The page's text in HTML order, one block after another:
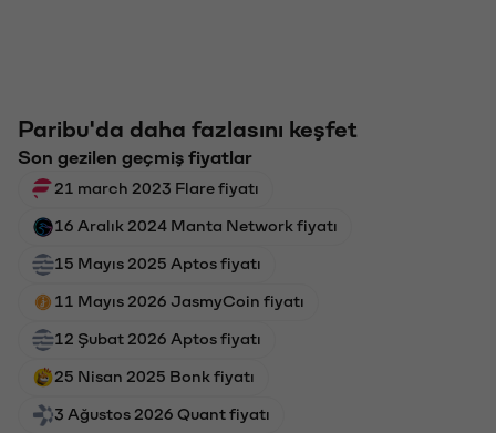
Paribu'da daha fazlasını keşfet
Son gezilen geçmiş fiyatlar
21 march 2023 Flare fiyatı
16 Aralık 2024 Manta Network fiyatı
15 Mayıs 2025 Aptos fiyatı
11 Mayıs 2026 JasmyCoin fiyatı
12 Şubat 2026 Aptos fiyatı
25 Nisan 2025 Bonk fiyatı
3 Ağustos 2026 Quant fiyatı